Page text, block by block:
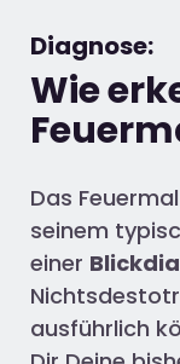
Diagnose:
Wie
Das
seinem
einer
ausführlich